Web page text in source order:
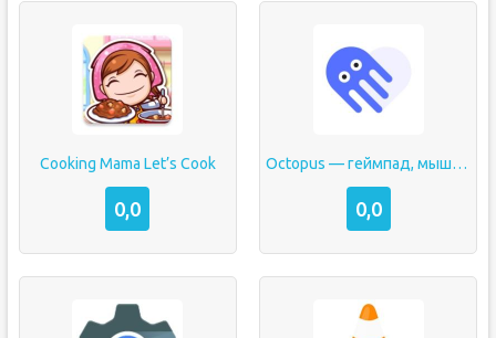
Cooking Mama Let’s Cook
0,0
Octopus — геймпад, мышь, раскладка клавиатуры
0,0